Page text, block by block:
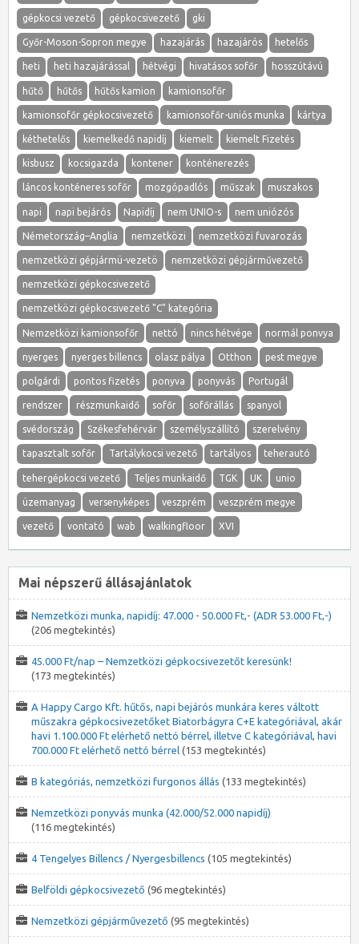
gépkocsi vezető gépkocsivezető gki
Győr-Moson-Sopron megye hazajárás hazajárós hetelős
heti heti hazajárással hétvégi hivatásos sofőr hosszútávú
hűtő hűtős hűtős kamion kamionsofőr
kamionsofőr gépkocsivezető kamionsofőr-uniós munka kártya
kéthetelős kiemelkedő napidíj kiemelt kiemelt Fizetés
kisbusz kocsigazda kontener konténerezés
láncos konténeres sofőr mozgópadlós műszak muszakos
napi napi bejárós Napidíj nem UNIO-s nem uniózós
Németország–Anglia nemzetközi nemzetközi fuvarozás
nemzetközi gépjármü-vezetö nemzetközi gépjárművezető
nemzetközi gépkocsivezető
nemzetközi gépkocsivezető "C" kategória
Nemzetközi kamionsofőr nettó nincs hétvége normál ponvya
nyerges nyerges billencs olasz pálya Otthon pest megye
polgárdi pontos fizetés ponyva ponyvás Portugál
rendszer részmunkaidő sofőr sofőrállás spanyol
svédország Székesfehérvár személyszállító szerelvény
tapasztalt sofőr Tartálykocsi vezető tartályos teherautó
tehergépkocsi vezető Teljes munkaidő TGK UK unio
üzemanyag versenyképes veszprém veszprém megye
vezető vontató wab walkingfloor XVI
Mai népszerű állásajánlatok
Nemzetközi munka, napidíj: 47.000 - 50.000 Ft,- (ADR 53.000 Ft,-)
(206 megtekintés)
45.000 Ft/nap – Nemzetközi gépkocsivezetőt keresünk!
(173 megtekintés)
A Happy Cargo Kft. hűtős, napi bejárós munkára keres váltott
műszakra gépkocsivezetőket Biatorbágyra C+E kategóriával, akár
havi 1.100.000 Ft elérhető nettó bérrel, illetve C kategóriával, havi
700.000 Ft elérhető nettó bérrel (153 megtekintés)
B kategóriás, nemzetközi furgonos állás (133 megtekintés)
Nemzetközi ponyvás munka (42.000/52.000 napidíj)
(116 megtekintés)
4 Tengelyes Billencs / Nyergesbillencs (105 megtekintés)
Belföldi gépkocsivezető (96 megtekintés)
Nemzetközi gépjárművezető (95 megtekintés)